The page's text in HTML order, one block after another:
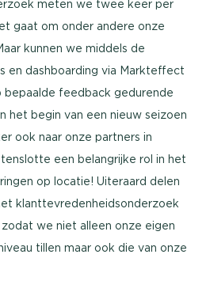
meten we twee keer per
gaat om onder andere onze
kunnen we middels de
en dashboarding via Markteffect
bepaalde feedback gedurende
het begin van een nieuw seizoen
ook naar onze partners in
een belangrijke rol in het
op locatie! Uiteraard delen
klanttevredenheidsonderzoek
we niet alleen onze eigen
tillen maar ook die van onze